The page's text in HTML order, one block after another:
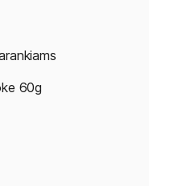
60g